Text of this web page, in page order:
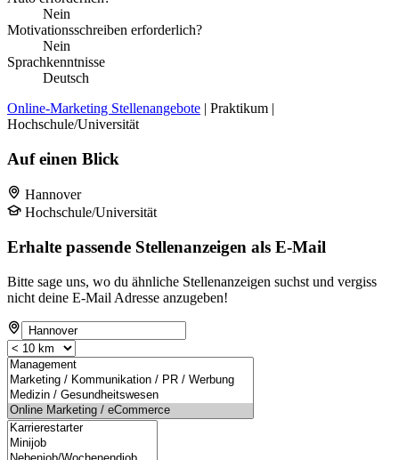
Nein
Motivationsschreiben erforderlich?
Nein
Sprachkenntnisse
Deutsch
Online-Marketing Stellenangebote | Praktikum |
Hochschule/Universität
Auf einen Blick
Hannover
Hochschule/Universität
Erhalte passende Stellenanzeigen als E-Mail
Bitte sage uns, wo du ähnliche Stellenanzeigen suchst und vergiss
nicht deine E-Mail Adresse anzugeben!